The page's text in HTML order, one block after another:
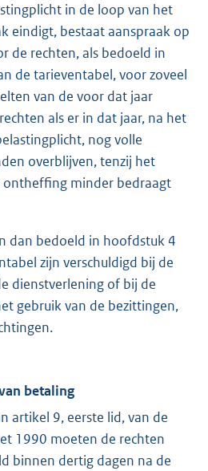
in de loop van het
eindigt, bestaat aanspraak op
de rechten, als bedoeld in
de tarieventabel, voor zoveel
van de voor dat jaar
als er in dat jaar, na het
nog volle
overblijven, tenzij het
ontheffing minder bedraagt
dan bedoeld in hoofdstuk 4
zijn verschuldigd bij de
dienstverlening of bij de
gebruik van de bezittingen,
betaling
artikel 9, eerste lid, van de
1990 moeten de rechten
binnen dertig dagen na de